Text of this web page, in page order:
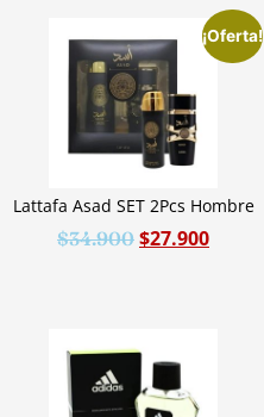
¡Oferta!
Lattafa Asad SET 2Pcs Hombre
$34.900 $27.900